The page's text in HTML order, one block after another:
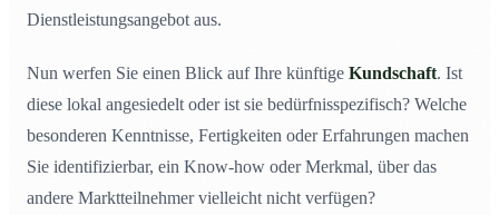
Dienstleistungsangebot aus.
Nun werfen Sie einen Blick auf Ihre künftige Kundschaft. Ist
diese lokal angesiedelt oder ist sie bedürfnisspezifisch? Welche
besonderen Kenntnisse, Fertigkeiten oder Erfahrungen machen
Sie identifizierbar, ein Know-how oder Merkmal, über das
andere Marktteilnehmer vielleicht nicht verfügen?